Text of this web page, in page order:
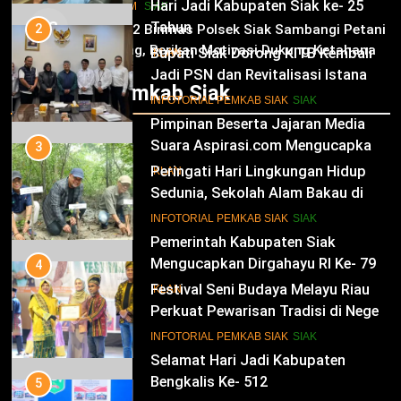
Hari Jadi Kabupaten Siak ke- 25
Tahun
IKLAN
12
Pimpinan Beserta Jajaran Media
Suara Aspirasi.com Mengucapkan
Selamat HUT RI Ke-79
IKLAN
13
Pemerintah Kabupaten Siak
Mengucapkan Dirgahayu RI Ke- 79
IKLAN
14
Selamat Hari Jadi Kabupaten
Bengkalis Ke- 512
03
HUKRIM SIAK
Panit 2 Binmas Polsek Siak Sambangi Petani
Jagung, Berikan Motivasi Dukung Ketahanan
Pangan Nasional
Infotorial Pemkab Siak
2
Bupati Siak Dorong KITB Kembali
Jadi PSN dan Revitalisasi Istana
Kesultanan Siak
INFOTORIAL PEMKAB SIAK SIAK
3
Peringati Hari Lingkungan Hidup
Sedunia, Sekolah Alam Bakau di
Siak Cetak Generasi Penjaga
Pesisir
INFOTORIAL PEMKAB SIAK SIAK
4
Festival Seni Budaya Melayu Riau
Perkuat Pewarisan Tradisi di Negeri
Istana
INFOTORIAL PEMKAB SIAK SIAK
5